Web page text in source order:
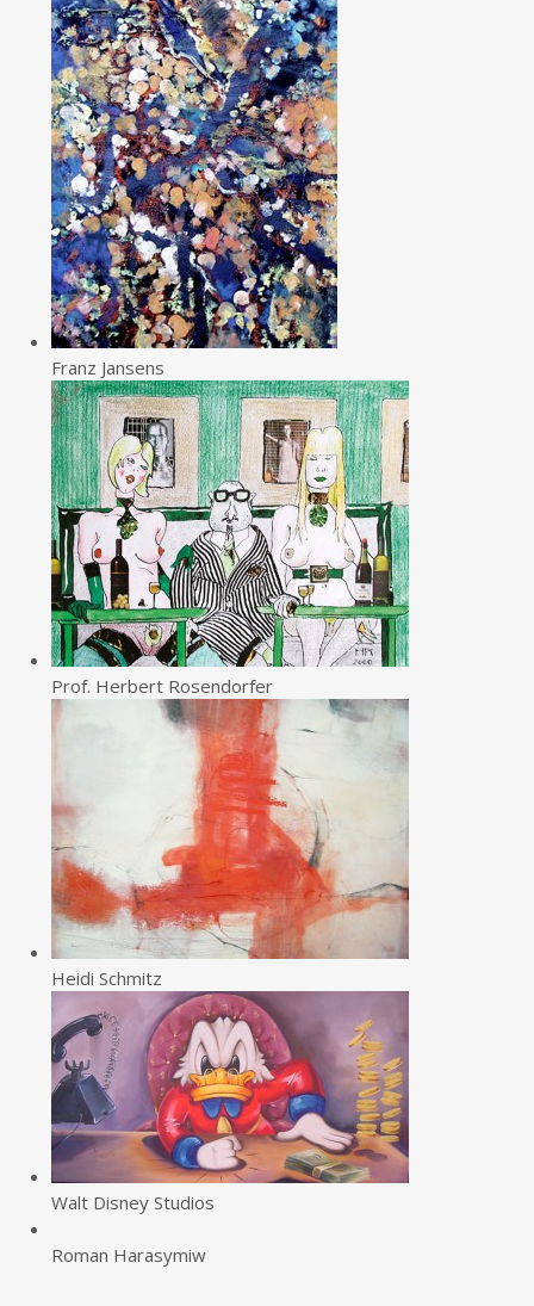
Franz Jansens
Prof. Herbert Rosendorfer
Heidi Schmitz
Walt Disney Studios
Roman Harasymiw